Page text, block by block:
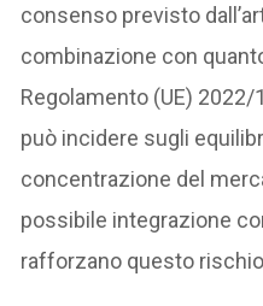
consenso previsto
combinazione con
Regolamento (UE) 2022/
può incidere sugli
concentrazione del
possibile integrazione
rafforzano questo